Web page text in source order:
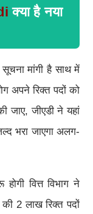
क्या है नया
सूचना मांगी है साथ में
अपने रिक्त पदों को
जाए, जीएडी ने यहां
भरा जाएगा अलग-
वित्त विभाग ने
2 लाख रिक्त पदों